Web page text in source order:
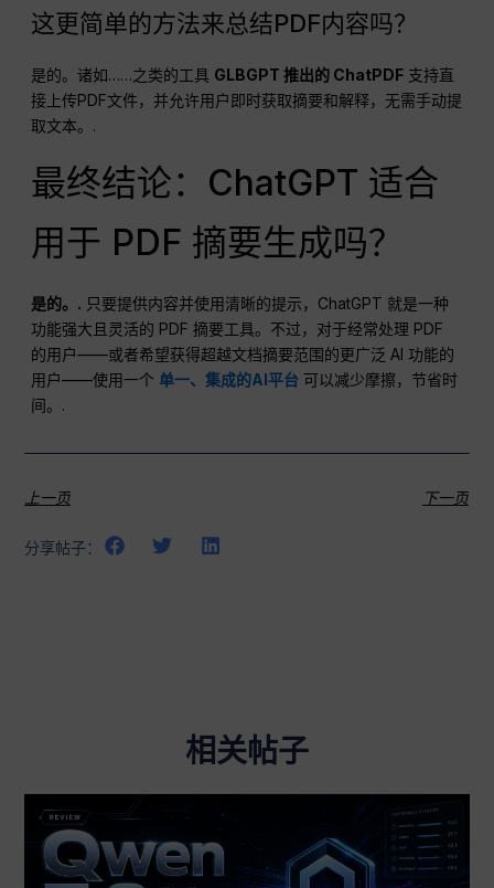
这更简单的方法来总结PDF内容吗？
是的。诸如……之类的工具 GLBGPT 推出的 ChatPDF 支持直
接上传PDF文件，并允许用户即时获取摘要和解释，无需手动提
取文本。.
最终结论：ChatGPT 适合
用于 PDF 摘要生成吗？
是的。. 只要提供内容并使用清晰的提示，ChatGPT 就是一种
功能强大且灵活的 PDF 摘要工具。不过，对于经常处理 PDF
的用户——或者希望获得超越文档摘要范围的更广泛 AI 功能的
用户——使用一个 单一、集成的AI平台 可以减少摩擦，节省时
间。.
上一页 下一页
分享帖子：
相关帖子